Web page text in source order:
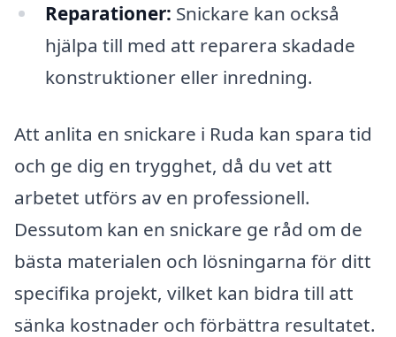
Reparationer: Snickare kan också
hjälpa till med att reparera skadade
konstruktioner eller inredning.
Att anlita en snickare i Ruda kan spara tid
och ge dig en trygghet, då du vet att
arbetet utförs av en professionell.
Dessutom kan en snickare ge råd om de
bästa materialen och lösningarna för ditt
specifika projekt, vilket kan bidra till att
sänka kostnader och förbättra resultatet.